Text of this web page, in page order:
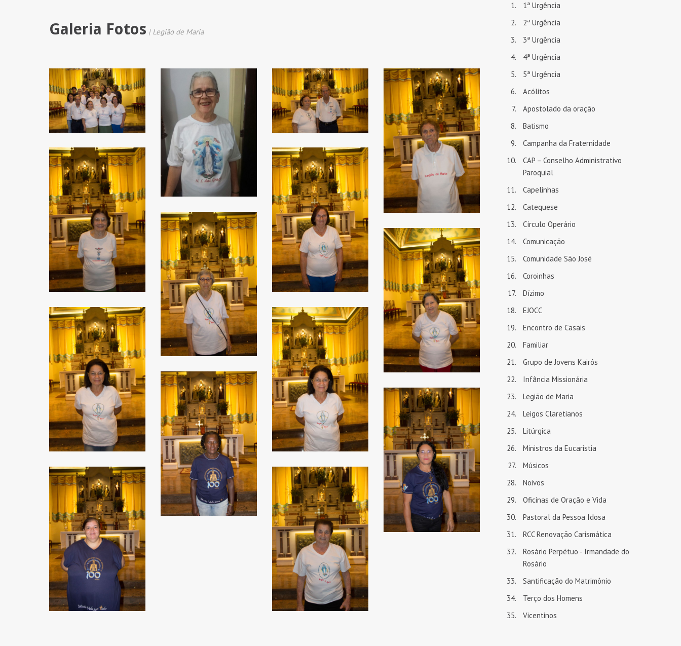
Galeria Fotos | Legião de Maria
1ª Urgência
2ª Urgência
3ª Urgência
4ª Urgência
5ª Urgência
Acólitos
Apostolado da oração
Batismo
Campanha da Fraternidade
CAP – Conselho Administrativo
Paroquial
Capelinhas
Catequese
Círculo Operário
Comunicação
Comunidade São José
Coroinhas
Dízimo
EJOCC
Encontro de Casais
Familiar
Grupo de Jovens Kairós
Infância Missionária
Legião de Maria
Leigos Claretianos
Litúrgica
Ministros da Eucaristia
Músicos
Noivos
Oficinas de Oração e Vida
Pastoral da Pessoa Idosa
RCC Renovação Carismática
Rosário Perpétuo - Irmandade do
Rosário
Santificação do Matrimônio
Terço dos Homens
Vicentinos